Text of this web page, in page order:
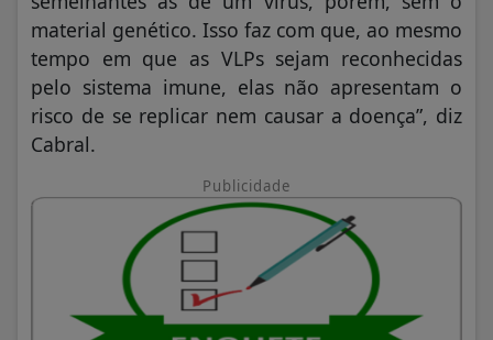
material genético. Isso faz com que, ao mesmo
tempo em que as VLPs sejam reconhecidas
pelo sistema imune, elas não apresentam o
risco de se replicar nem causar a doença”, diz
Cabral.
Publicidade